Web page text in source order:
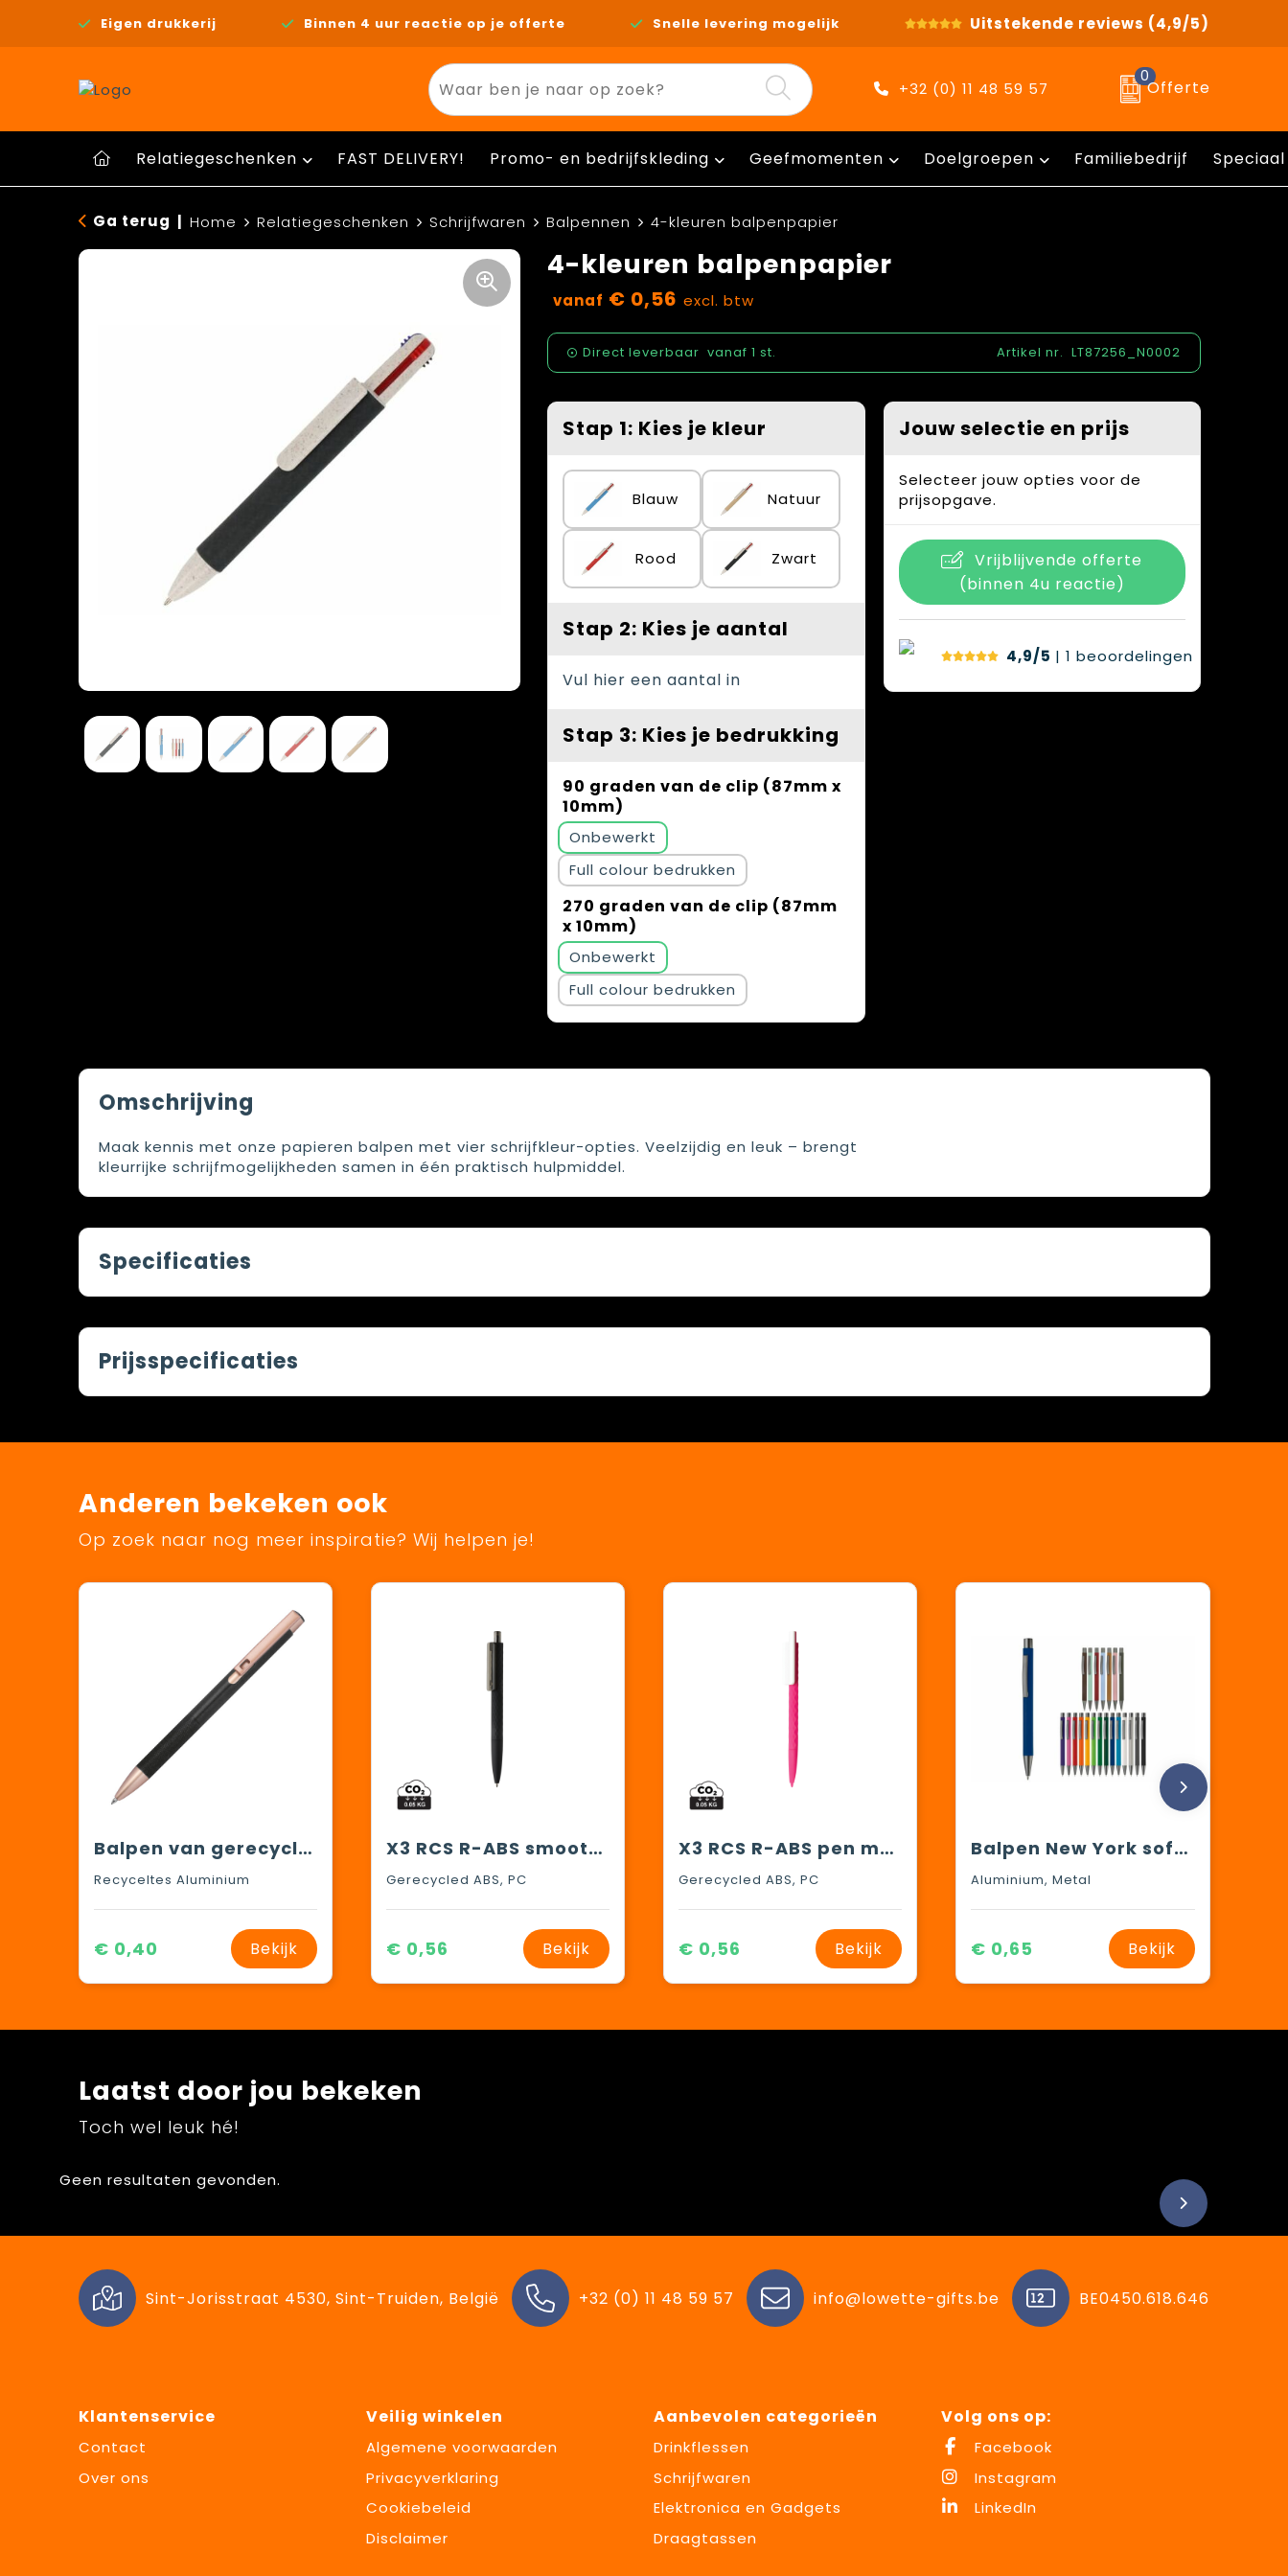
Eigen drukkerij Binnen 4 uur reactie op je offerte Snelle levering mogelijk Uitstekende reviews (4,9/5)
+32 (0) 11 48 59 57
0
Offerte
Relatiegeschenken FAST DELIVERY! Promo- en bedrijfskleding Geefmomenten Doelgroepen Familiebedrijf
Ga terug Home Relatiegeschenken Schrijfwaren Balpennen 4-kleuren balpenpapier
4-kleuren balpenpapier
vanaf € 0,56 excl. btw
Direct leverbaar vanaf 1 st. Artikel nr. LT87256_N0002
Stap 1: Kies je kleur
Blauw Natuur
Rood Zwart
Stap 2: Kies je aantal
Vul hier een aantal in
Stap 3: Kies je bedrukking
90 graden van de clip (87mm x
10mm)
Onbewerkt
Full colour
270 graden van de clip (87mm
x 10mm)
Onbewerkt
Full colour
Jouw selectie en prijs
Selecteer jouw opties voor de
prijsopgave.
Vrijblijvende offerte
(binnen 4u reactie)
4,9/5 | 1 beoordelingen
Omschrijving
Maak kennis met onze papieren balpen met vier schrijfkleur-opties. Veelzijdig en leuk – brengt
kleurrijke schrijfmogelijkheden samen in één praktisch hulpmiddel.
Specificaties
Prijsspecificaties
Anderen bekeken ook
Op zoek naar nog meer inspiratie? Wij helpen je!
Balpen van gerecycled aluminium
Recyceltes Aluminium
€ 0,40 Bekijk
X3 RCS R-ABS smooth touch pen
Gerecycled ABS, PC
€ 0,56 Bekijk
X3 RCS R-ABS pen met smooth touch
Gerecycled ABS, PC
€ 0,56 Bekijk
Balpen New York soft touch
Aluminium, Metal
€ 0,65 Bekijk
Laatst door jou bekeken
Toch wel leuk hé!
Geen resultaten gevonden.
Sint-Jorisstraat 4530, Sint-Truiden, België +32 (0) 11 48 59 57 info@lowette-gifts.be BE0450.618.646
Klantenservice
Contact
Over ons
Veilig winkelen
Algemene voorwaarden
Privacyverklaring
Cookiebeleid
Disclaimer
Aanbevolen categorieën
Drinkflessen
Schrijfwaren
Elektronica en Gadgets
Draagtassen
Volg ons op:
Facebook
Instagram
LinkedIn